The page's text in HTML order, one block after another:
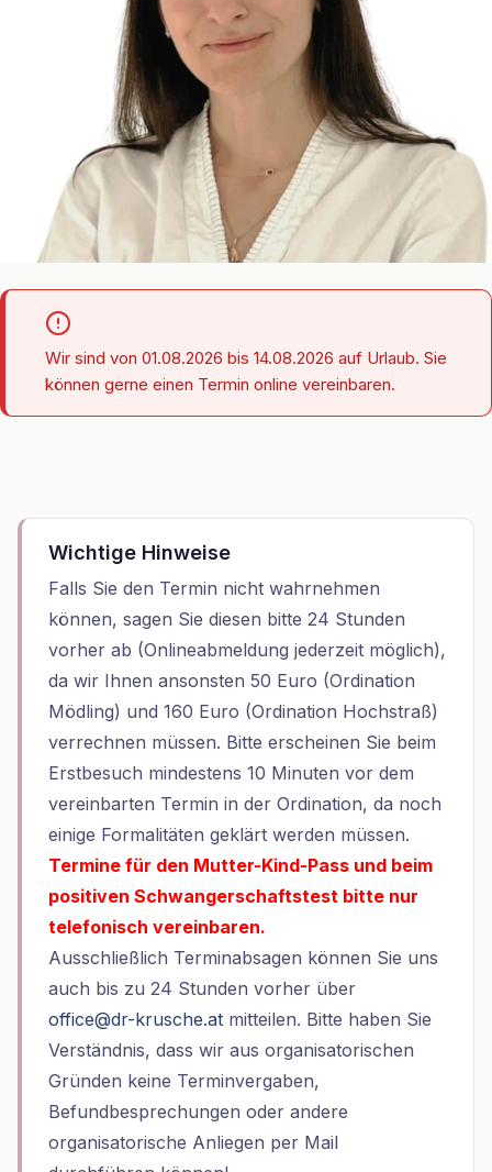
Wir sind von 01.08.2026 bis 14.08.2026 auf Urlaub. Sie
können gerne einen Termin online vereinbaren.
Wichtige Hinweise
Falls Sie den Termin nicht wahrnehmen
können, sagen Sie diesen bitte 24 Stunden
vorher ab (Onlineabmeldung jederzeit möglich),
da wir Ihnen ansonsten 50 Euro (Ordination
Mödling) und 160 Euro (Ordination Hochstraß)
verrechnen müssen. Bitte erscheinen Sie beim
Erstbesuch mindestens 10 Minuten vor dem
vereinbarten Termin in der Ordination, da noch
einige Formalitäten geklärt werden müssen.
Termine für den Mutter-Kind-Pass und beim
positiven Schwangerschaftstest bitte nur
telefonisch vereinbaren.
Ausschließlich Terminabsagen können Sie uns
auch bis zu 24 Stunden vorher über
office@dr-krusche.at mitteilen. Bitte haben Sie
Verständnis, dass wir aus organisatorischen
Gründen keine Terminvergaben,
Befundbesprechungen oder andere
organisatorische Anliegen per Mail